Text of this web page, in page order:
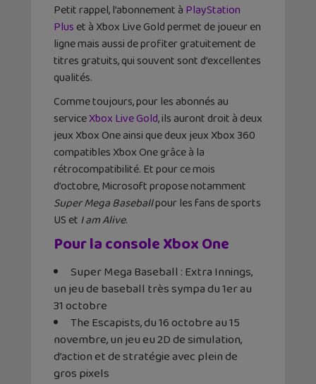
Petit rappel, l’abonnement à PlayStation
Plus et à Xbox Live Gold permet de joueur en
ligne mais aussi de profiter gratuitement de
titres gratuits, qui souvent sont d’excellentes
qualités.
Comme toujours, pour les abonnés au
serviceXbox Live Gold, ils auront droit à deux
jeux Xbox One ainsi que deux jeux Xbox 360
compatibles Xbox One grâce à la
rétrocompatibilité. Et pour ce mois
d’octobre, Microsoft propose notamment
Super Mega Baseballpour les fans de sports
US et I am Alive.
Pour la console Xbox One
Super Mega Baseball : Extra Innings,
un jeu de baseball très sympa du 1er au
31 octobre
The Escapists, du 16 octobre au 15
novembre, un jeu eu 2D de simulation,
d’action et de stratégie avec plein de
gros pixels